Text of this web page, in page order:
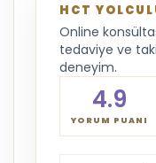
HCT
Online
tedaviye ve
deneyim.
4.9
YORUM PUANI